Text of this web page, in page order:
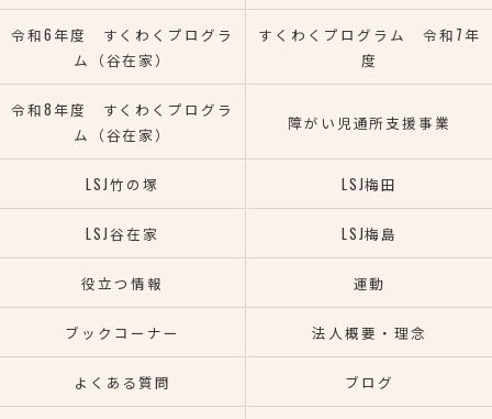
令和6年度 すくわくプログラ
ム（谷在家）
すくわくプログラム 令和7年
度
令和8年度 すくわくプログラ
ム（谷在家）
障がい児通所支援事業
LSJ竹の塚 LSJ梅田
LSJ谷在家 LSJ梅島
役立つ情報 運動
ブックコーナー 法人概要・理念
よくある質問 ブログ